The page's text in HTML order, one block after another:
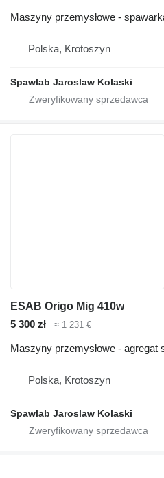
Maszyny przemysłowe -
Polska, Krotoszyn
Spawlab Jaroslaw Kolaski
ESAB Origo Mig 410w
5 300 zł
≈ 1 231 €
Maszyny przemysłowe - agregat
Polska, Krotoszyn
Spawlab Jaroslaw Kolaski